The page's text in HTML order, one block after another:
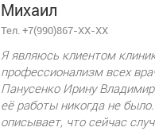
Михаил
Тел. +7(990)867-XX-XX
Я являюсь клиентом
профессионализм всех
Панусенко Ирину
её работы никогда не
описывает, что сейчас